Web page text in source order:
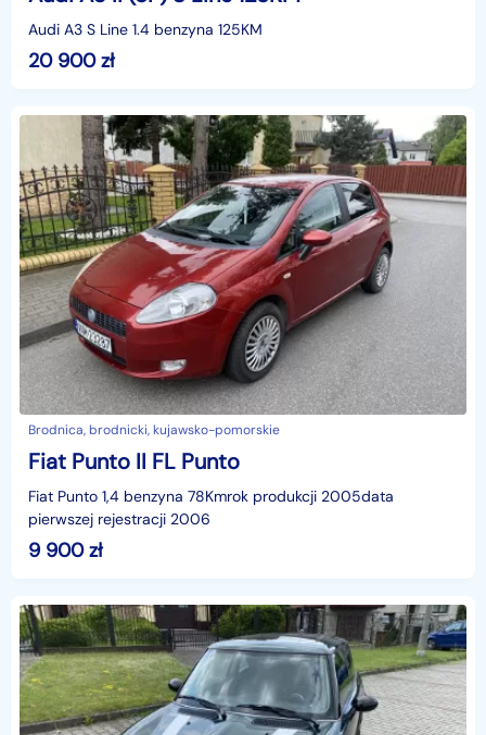
Audi A3 S Line 1.4 benzyna 125KM
20 900zł
Brodnica, brodnicki, kujawsko-pomorskie
Fiat Punto II FL Punto
Fiat Punto 1,4 benzyna 78Kmrok produkcji 2005data
pierwszej rejestracji 2006
9 900zł